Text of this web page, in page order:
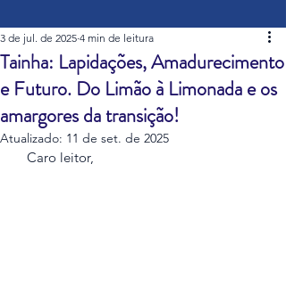
Tainha: Lapidações, Amadurecimento
e Futuro. Do Limão à Limonada e os
amargores da transição!
3 de jul. de 2025 4 min de leitura
Atualizado: 11 de set. de 2025
   Caro leitor,